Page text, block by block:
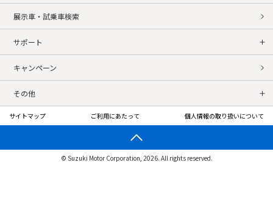
展示車・試乗車検索
サポート
キャンペーン
その他
サイトマップ ご利用にあたって 個人情報の取り扱いについて
© Suzuki Motor Corporation, 2026. All rights reserved.